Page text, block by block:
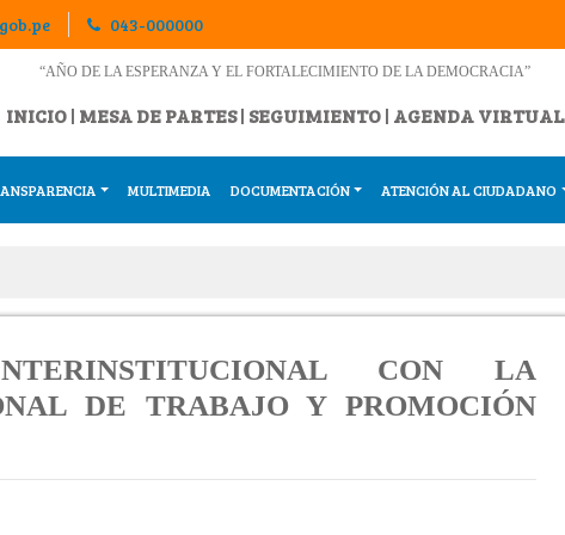
043-000000
“AÑO DE LA ESPERANZA Y EL FORTALECIMIENTO DE LA DEMOCRACIA”
INICIO| MESA DE PARTES| SEGUIMIENTO| AGENDA VIRTUAL
MULTIMEDIA DOCUMENTACIÓN ATENCIÓN AL CIUDADANO
CON LA
DE TRABAJO Y PROMOCIÓN